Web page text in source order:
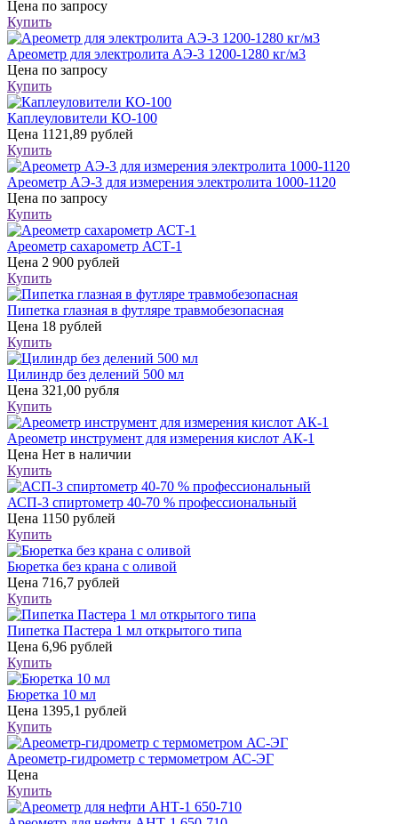
Цена по запросу
Купить
Ареометр для электролита АЭ-3 1200-1280 кг/м3
Цена по запросу
Купить
Каплеуловители КО-100
Цена 1121,89 рублей
Купить
Ареометр АЭ-3 для измерения электролита 1000-1120
Цена по запросу
Купить
Ареометр сахарометр АСТ-1
Цена 2 900 рублей
Купить
Пипетка глазная в футляре травмобезопасная
Цена 18 рублей
Купить
Цилиндр без делений 500 мл
Цена 321,00 рубля
Купить
Ареометр инструмент для измерения кислот АК-1
Цена Нет в наличии
Купить
АСП-3 спиртометр 40-70 % профессиональный
Цена 1150 рублей
Купить
Бюретка без крана с оливой
Цена 716,7 рублей
Купить
Пипетка Пастера 1 мл открытого типа
Цена 6,96 рублей
Купить
Бюретка 10 мл
Цена 1395,1 рублей
Купить
Ареометр-гидрометр с термометром АС-ЭГ
Цена
Купить